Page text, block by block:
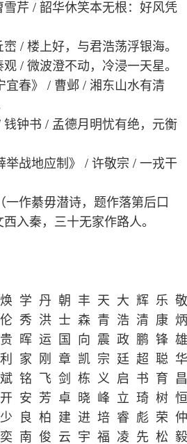
芹 / 韶华休笑本无根：好风凭
/ 楼上好，与君浩荡浮银海。
/ 微波澄不动，冷浸一天星。
宜春》 / 曹邺 / 湘东山水有清
钟书 / 孟德月明忧有绝，元衡
举战地应制》 / 许敬宗 / 一戎干
一作綦毋潜诗，题作落第后口
入秦，三十无家作路人。
学 丹 朝 丰 天 大 辉 乐
秀 洪 士 森 青 浩 清 康
晖 运 国 向 震 政 鹏 锋
家 刚 章 凯 宗 廷 超 聪
铭 飞 剑 栋 义 启 书 育
安 芳 卓 晓 峰 立 琦 树
良 柏 建 进 培 睿 彪 荣
南 俊 云 宇 福 凌 先 松